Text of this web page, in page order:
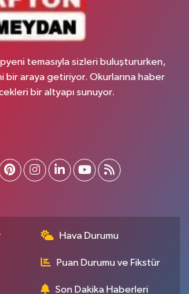
temasıyla sizleri buluştururken,
bir araya getiriyor. Okurlarına haber
bir altyapı sunuyor.
Hava Durumu
Puan Durumu ve Fikstür
Son Dakika Haberleri